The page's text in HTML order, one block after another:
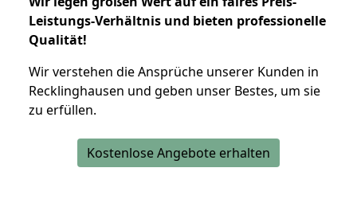
Leistungs-Verhältnis und bieten professionelle
Qualität!
Wir verstehen die Ansprüche unserer Kunden in
Recklinghausen und geben unser Bestes, um sie
zu erfüllen.
Kostenlose Angebote erhalten